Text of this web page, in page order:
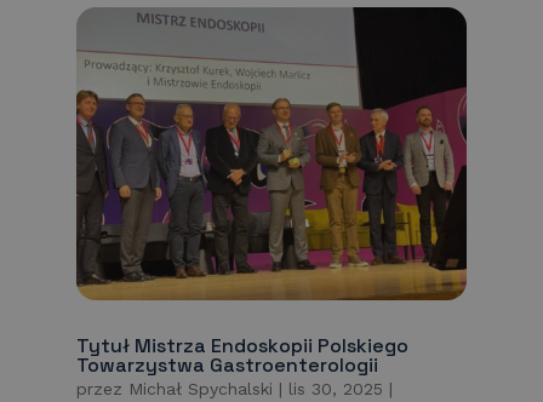
Tytuł Mistrza Endoskopii Polskiego
Towarzystwa Gastroenterologii
przez Michał Spychalski | lis 30, 2025 |